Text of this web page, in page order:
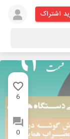
اشتراک
6
0